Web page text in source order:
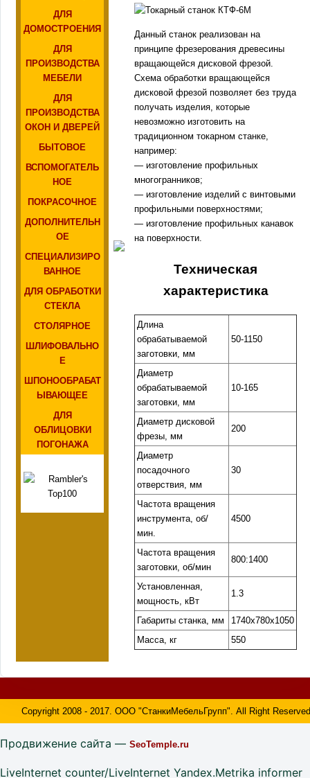
ДЛЯ
ДОМОСТРОЕНИЯ
ДЛЯ
ПРОИЗВОДСТВА
МЕБЕЛИ
ДЛЯ
ПРОИЗВОДСТВА
ОКОН И ДВЕРЕЙ
БЫТОВОЕ
ВСПОМОГАТЕЛЬ
НОЕ
ПОКРАСОЧНОЕ
ДОПОЛНИТЕЛЬН
ОЕ
СПЕЦИАЛИЗИРО
ВАННОЕ
ДЛЯ ОБРАБОТКИ
СТЕКЛА
СТОЛЯРНОЕ
ШЛИФОВАЛЬНО
Е
ШПОНООБРАБАТ
ЫВАЮЩЕЕ
ДЛЯ
ОБЛИЦОВКИ
ПОГОНАЖА
Данный станок реализован на
принципе фрезерования древесины
вращающейся дисковой фрезой.
Схема обработки вращающейся
дисковой фрезой позволяет без труда
получать изделия, которые
невозможно изготовить на
традиционном токарном станке,
например:
— изготовление профильных
многогранников;
— изготовление изделий с винтовыми
профильными поверхностями;
— изготовление профильных канавок
на поверхности.
Техническая
характеристика
Длина
обрабатываемой
заготовки, мм
50-1150
Диаметр
обрабатываемой
заготовки, мм
10-165
Диаметр дисковой
фрезы, мм
200
Диаметр
посадочного
отверствия, мм
30
Частота вращения
инструмента, об/
мин.
4500
Частота вращения
заготовки, об/мин
800:1400
Установленная,
мощность, кВт
1.3
Габариты станка, мм
1740х780х1050
Масса, кг
550
Copyright 2008 - 2017. ООО "СтанкиМебельГрупп". All Right
Продвижение сайта — SeoTemple.ru
LiveInternet counter/LiveInternet Yandex.Metrika informer